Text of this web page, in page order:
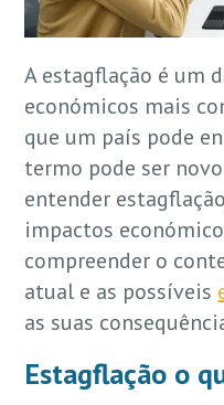
A estagflação é um
económicos mais
que um país pode
termo pode ser
entender
impactos
compreender o
atual e as possíveis
as suas
Estagflação o